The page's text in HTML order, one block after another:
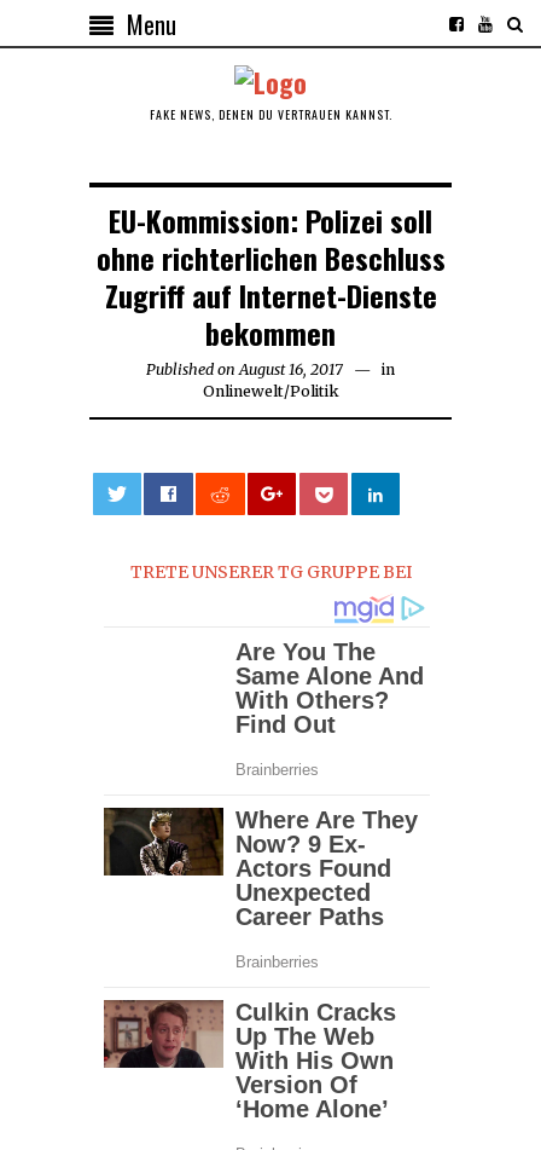
Menu
FAKE NEWS, DENEN DU VERTRAUEN KANNST.
EU-Kommission: Polizei soll
ohne richterlichen Beschluss
Zugriff auf Internet-Dienste
bekommen
Published on August 16, 2017 Augustin
Onlinewelt/Politik
TRETE UNSERER TG GRUPPE BEI